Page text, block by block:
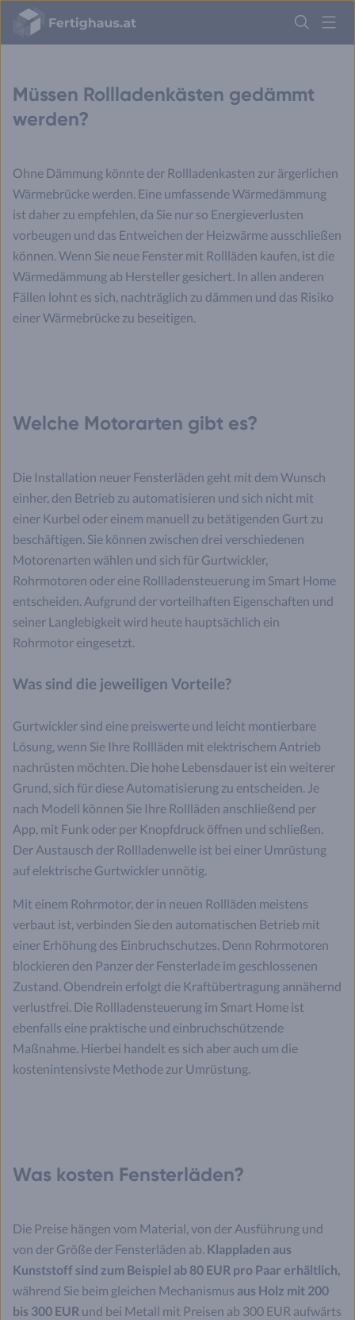
Fertighaus
Logo
Müssen Rollladenkästen gedämmt
werden?
Ohne Dämmung könnte der Rollladenkasten zur ärgerlichen
Wärmebrücke werden. Eine umfassende Wärmedämmung
ist daher zu empfehlen, da Sie nur so Energieverlusten
vorbeugen und das Entweichen der Heizwärme ausschließen
können. Wenn Sie neue Fenster mit Rollläden kaufen, ist die
Wärmedämmung ab Hersteller gesichert. In allen anderen
Fällen lohnt es sich, nachträglich zu dämmen und das Risiko
einer Wärmebrücke zu beseitigen.
Welche Motorarten gibt es?
Die Installation neuer Fensterläden geht mit dem Wunsch
einher, den Betrieb zu automatisieren und sich nicht mit
einer Kurbel oder einem manuell zu betätigenden Gurt zu
beschäftigen. Sie können zwischen drei verschiedenen
Motorenarten wählen und sich für Gurtwickler,
Rohrmotoren oder eine Rollladensteuerung im Smart Home
entscheiden. Aufgrund der vorteilhaften Eigenschaften und
seiner Langlebigkeit wird heute hauptsächlich ein
Rohrmotor eingesetzt.
Was sind die jeweiligen Vorteile?
Gurtwickler sind eine preiswerte und leicht montierbare
Lösung, wenn Sie Ihre Rollläden mit elektrischem Antrieb
nachrüsten möchten. Die hohe Lebensdauer ist ein weiterer
Grund, sich für diese Automatisierung zu entscheiden. Je
nach Modell können Sie Ihre Rollläden anschließend per
App, mit Funk oder per Knopfdruck öffnen und schließen.
Der Austausch der Rollladenwelle ist bei einer Umrüstung
auf elektrische Gurtwickler unnötig.
Mit einem Rohrmotor, der in neuen Rollläden meistens
verbaut ist, verbinden Sie den automatischen Betrieb mit
einer Erhöhung des Einbruchschutzes. Denn Rohrmotoren
blockieren den Panzer der Fensterlade im geschlossenen
Zustand. Obendrein erfolgt die Kraftübertragung annähernd
verlustfrei. Die Rollladensteuerung im Smart Home ist
ebenfalls eine praktische und einbruchschützende
Maßnahme. Hierbei handelt es sich aber auch um die
kostenintensivste Methode zur Umrüstung.
Was kosten Fensterläden?
Die Preise hängen vom Material, von der Ausführung und
von der Größe der Fensterläden ab. Klappladen aus
Kunststoff sind zum Beispiel ab 80 EUR pro Paar erhältlich,
während Sie beim gleichen Mechanismus aus Holz mit 200
bis 300 EUR und bei Metall mit Preisen ab 300 EUR aufwärts